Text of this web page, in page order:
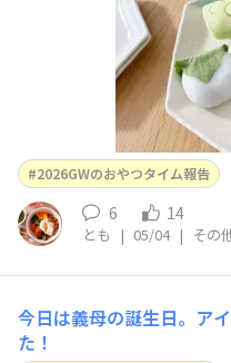
2026GWのおやつタイム報告
6 14
とも | 05/04 | その
今日は義母の誕生日。ア
た！